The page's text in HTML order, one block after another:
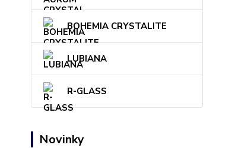
BOHEMIA CRYSTALITE
LUBIANA
R-GLASS
Novinky